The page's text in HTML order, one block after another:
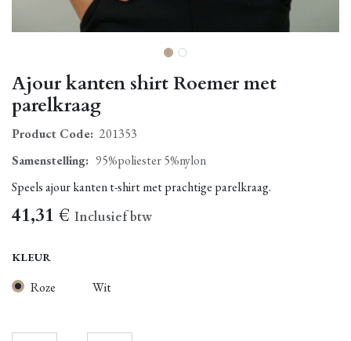
Ajour kanten shirt Roemer met
parelkraag
Product Code: 201353
Samenstelling: 95%poliester 5%nylon
Speels ajour kanten t-shirt met prachtige parelkraag.
41,31 € Inclusief btw
KLEUR
Roze Wit